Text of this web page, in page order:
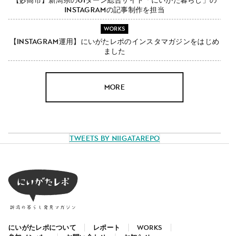
Instagramの記事制作を担当
WORKS
【Instagram運用】にいがたレポのインスタマガジンをはじめ
ました
MORE
Tweets by NiigataRepo
にいがたレポについて レポート
WORKS